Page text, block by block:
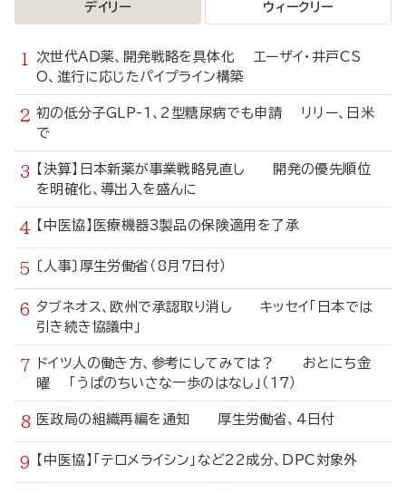
デイリー ウィークリー
次世代AD薬、開発戦略を具体化 エーザイ・井戸CS
O、進行に応じたパイプライン構築
初の低分子GLP-1、2型糖尿病でも申請 リリー、日米
で
【決算】日本新薬が事業戦略見直し 開発の優先順位
を明確化、導出入を盛んに
【中医協】医療機器3製品の保険適用を了承
〔人事〕厚生労働省（8月7日付）
タブネオス、欧州で承認取り消し キッセイ「日本では
引き続き協議中」
ドイツ人の働き方、参考にしてみては？ おとにち金
曜 「うぱのちいさな一歩のはなし」（17）
医政局の組織再編を通知 厚生労働省、4日付
【中医協】「テロメライシン」など22成分、DPC対象外